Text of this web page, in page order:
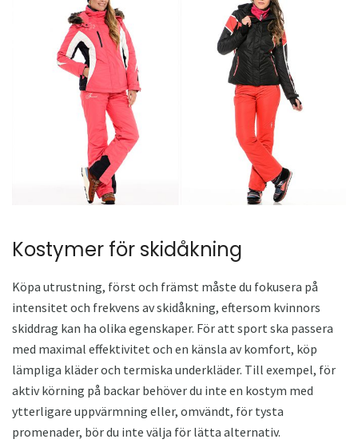
Kostymer för skidåkning
Köpa utrustning, först och främst måste du fokusera på
intensitet och frekvens av skidåkning, eftersom kvinnors
skiddrag kan ha olika egenskaper. För att sport ska passera
med maximal effektivitet och en känsla av komfort, köp
lämpliga kläder och termiska underkläder. Till exempel, för
aktiv körning på backar behöver du inte en kostym med
ytterligare uppvärmning eller, omvändt, för tysta
promenader, bör du inte välja för lätta alternativ.